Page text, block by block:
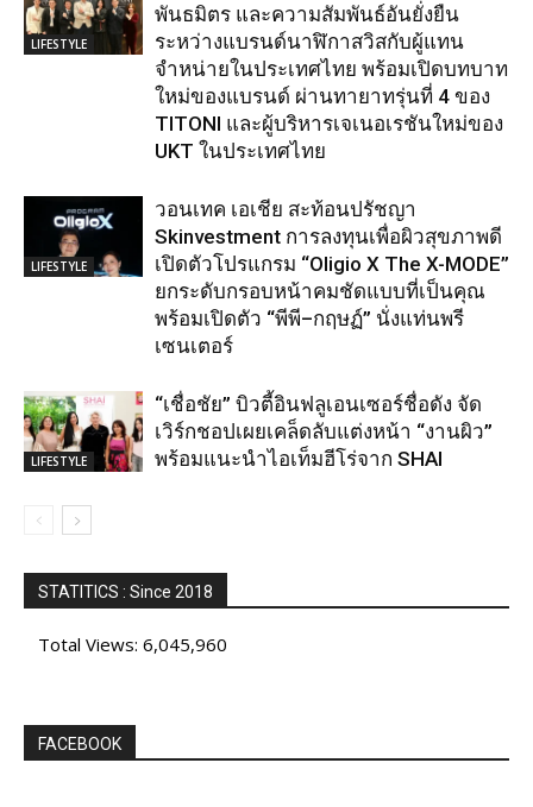
LIFESTYLE
พันธมิตร และความสัมพันธ์อันยั่งยืน
ระหว่างแบรนด์นาฬิกาสวิสกับผู้แทน
จำหน่ายในประเทศไทย พร้อมเปิดบทบาท
ใหม่ของแบรนด์ ผ่านทายาทรุ่นที่ 4 ของ
TITONI และผู้บริหารเจเนอเรชันใหม่ของ
UKT ในประเทศไทย
LIFESTYLE
วอนเทค เอเชีย สะท้อนปรัชญา
Skinvestment การลงทุนเพื่อผิวสุขภาพดี
เปิดตัวโปรแกรม “Oligio X The X-MODE”
ยกระดับกรอบหน้าคมชัดแบบที่เป็นคุณ
พร้อมเปิดตัว “พีพี–กฤษฏ์” นั่งแท่นพรี
เซนเตอร์
LIFESTYLE
“เชื่อชัย” บิวตี้อินฟลูเอนเซอร์ชื่อดัง จัด
เวิร์กชอปเผยเคล็ดลับแต่งหน้า “งานผิว”
พร้อมแนะนำไอเท็มฮีโร่จาก SHAI
STATITICS : Since 2018
Total Views: 6,045,960
FACEBOOK